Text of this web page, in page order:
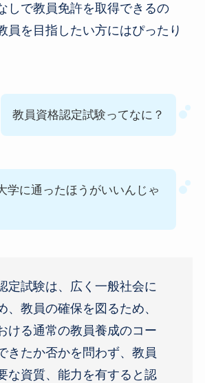
しで教員免許を取得できるの
員を目指したい方にはぴったり
教員資格認定試験ってなに？
学に通ったほうがいいんじゃ
定試験は、広く一般社会に
、教員の確保を図るため、
ける通常の教員養成のコー
きたか否かを問わず、教員
な資質、能力を有すると認